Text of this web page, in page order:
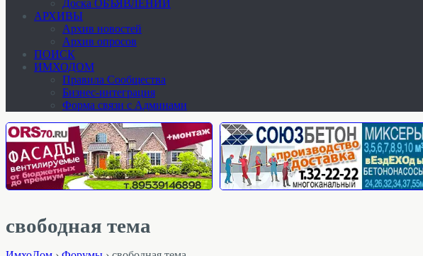
Доска ОБЪЯВЛЕНИЙ
АРХИВЫ
Архив новостей
Архив опросов
ПОИСК
ИМХОДОМ
Правила Сообщества
Бизнес-интеграция
Форма связи с Админами
свободная тема